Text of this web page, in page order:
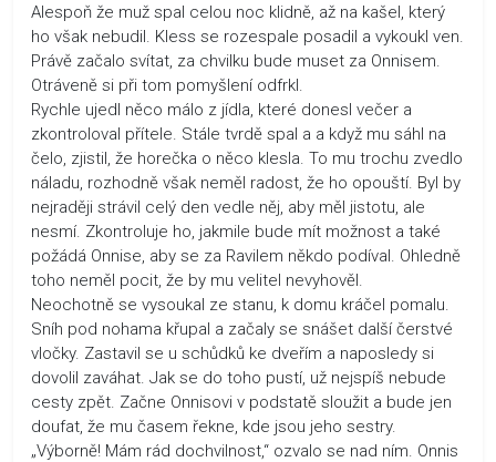
Alespoň že muž spal celou noc klidně, až na kašel, který
ho však nebudil. Kless se rozespale posadil a vykoukl ven.
Právě začalo svítat, za chvilku bude muset za Onnisem.
Otráveně si při tom pomyšlení odfrkl.
Rychle ujedl něco málo z jídla, které donesl večer a
zkontroloval přítele. Stále tvrdě spal a a když mu sáhl na
čelo, zjistil, že horečka o něco klesla. To mu trochu zvedlo
náladu, rozhodně však neměl radost, že ho opouští. Byl by
nejraději strávil celý den vedle něj, aby měl jistotu, ale
nesmí. Zkontroluje ho, jakmile bude mít možnost a také
požádá Onnise, aby se za Ravilem někdo podíval. Ohledně
toho neměl pocit, že by mu velitel nevyhověl.
Neochotně se vysoukal ze stanu, k domu kráčel pomalu.
Sníh pod nohama křupal a začaly se snášet další čerstvé
vločky. Zastavil se u schůdků ke dveřím a naposledy si
dovolil zaváhat. Jak se do toho pustí, už nejspíš nebude
cesty zpět. Začne Onnisovi v podstatě sloužit a bude jen
doufat, že mu časem řekne, kde jsou jeho sestry.
„Výborně! Mám rád dochvilnost,“ ozvalo se nad ním. Onnis